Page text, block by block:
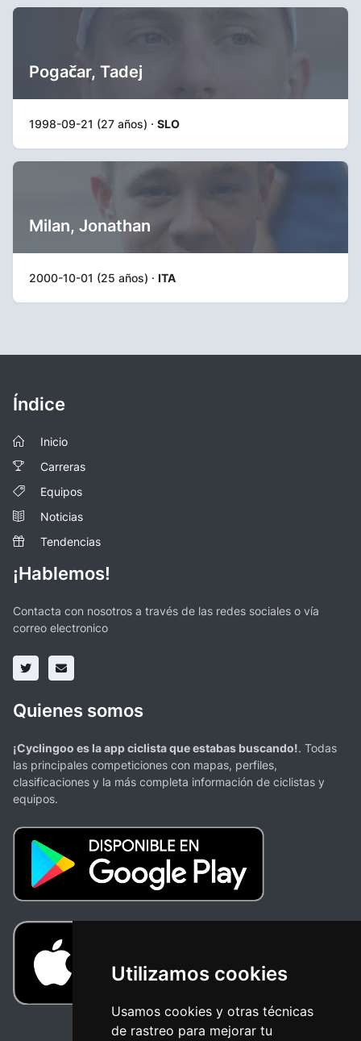
Utilizamos cookies
Usamos cookies y otras técnicas
de rastreo para mejorar tu
Pogačar, Tadej
1998-09-21 (27 años) · SLO
Milan, Jonathan
2000-10-01 (25 años) · ITA
Índice
Inicio
Carreras
Equipos
Noticias
Tendencias
¡Hablemos!
Contacta con nosotros a través de las redes sociales o vía
correo electronico
Quienes somos
¡Cyclingoo es la app ciclista que estabas buscando!. Todas
las principales competiciones con mapas, perfiles,
clasificaciones y la más completa información de ciclistas y
equipos.